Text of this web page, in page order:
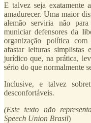
E talvez seja exatamente
amadurecer. Uma maior
alemão serviria não
municiar defensores da
organização política
afastar leituras simplistas
jurídico que, na prática,
sério do que normalmente
Inclusive, e talvez
desconfortáveis.
(Este texto não
Speech Union Brasil)